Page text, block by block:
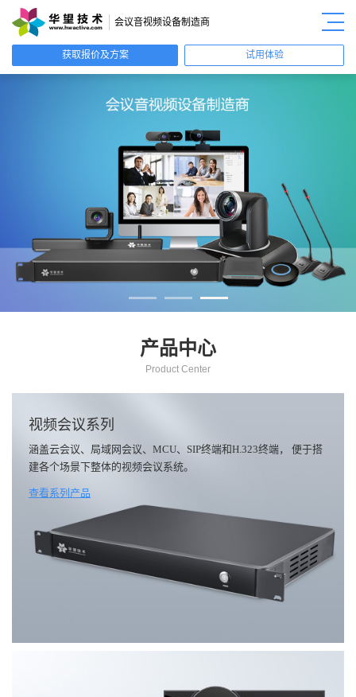
会议音视频设备制造商
获取报价及方案 试用体验
产品中心
Product Center
视频会议系列
涵盖云会议、局域网会议、MCU、SIP终端和H.323终端， 便于搭
建各个场景下整体的视频会议系统。
查看系列产品